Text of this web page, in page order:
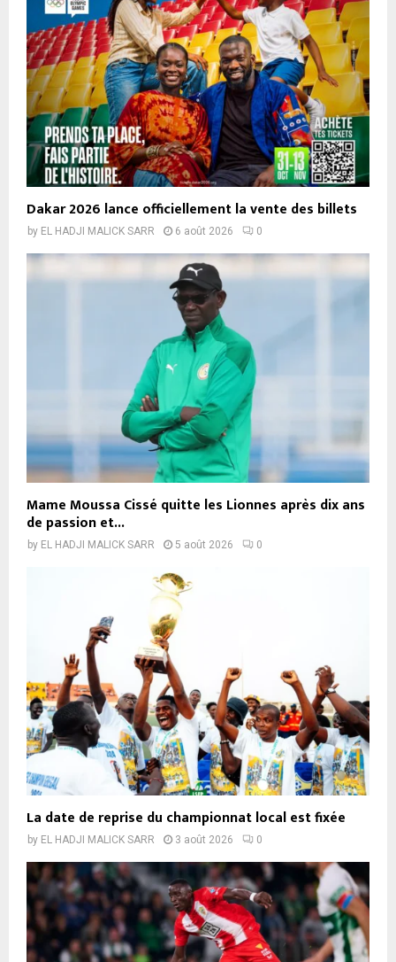
Dakar 2026 lance officiellement la vente des billets
by EL HADJI MALICK SARR 6 août 2026 0
Mame Moussa Cissé quitte les Lionnes après dix ans
de passion et...
by EL HADJI MALICK SARR 5 août 2026 0
La date de reprise du championnat local est fixée
by EL HADJI MALICK SARR 3 août 2026 0